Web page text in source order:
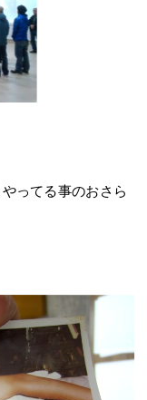
ってる事のおさら